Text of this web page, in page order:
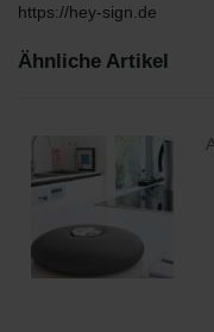
https://hey-sign.de
Ähnliche Artikel